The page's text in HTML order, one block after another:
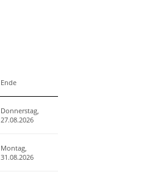
Ende
Donnerstag,
27.08.2026
Montag,
31.08.2026